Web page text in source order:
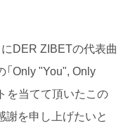
DER ZIBETの代表曲
Only "You", Only
を当てて頂いたこの
謝を申し上げたいと